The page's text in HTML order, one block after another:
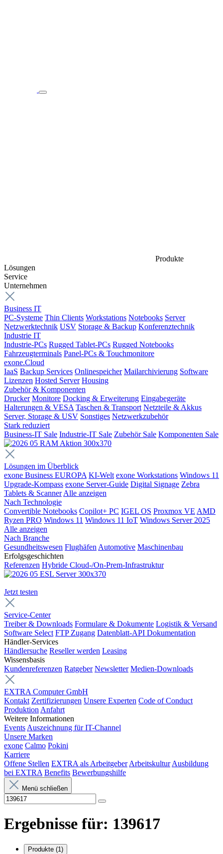
Produkte
Lösungen
Service
Unternehmen
Business IT
PC-Systeme Thin Clients Workstations Notebooks Server
Netzwerktechnik USV Storage & Backup Konferenztechnik
Industrie IT
Industrie-PCs Rugged Tablet-PCs Rugged Notebooks
Fahrzeugterminals Panel-PCs & Touchmonitore
exone.Cloud
IaaS Backup Services Onlinespeicher Mailarchivierung Software
Lizenzen Hosted Server Housing
Zubehör & Komponenten
Drucker Monitore Docking & Erweiterung Eingabegeräte
Halterungen & VESA Taschen & Transport Netzteile & Akkus
Server, Storage & USV Sonstiges Netzwerkzubehör
Stark reduziert
Business-IT Sale Industrie-IT Sale Zubehör Sale Komponenten Sale
Lösungen im Überblick
exone Business EUROPA KI-Welt exone Workstations Windows 11
Upgrade-Kompass exone Server-Guide Digital Signage Zebra
Tablets & Scanner Alle anzeigen
Nach Technologie
Convertible Notebooks Copilot+ PC IGEL OS Proxmox VE AMD
Ryzen PRO Windows 11 Windows 11 IoT Windows Server 2025
Alle anzeigen
Nach Branche
Gesundheitswesen Flughäfen Automotive Maschinenbau
Erfolgsgeschichten
Referenzen Hybride Cloud-/On-Prem-Infrastruktur
Jetzt testen
Service-Center
Treiber & Downloads Formulare & Dokumente Logistik & Versand
Software Select FTP Zugang Datenblatt-API Dokumentation
Händler-Services
Händlersuche Reseller werden Leasing
Wissensbasis
Kundenreferenzen Ratgeber Newsletter Medien-Downloads
EXTRA Computer GmbH
Kontakt Zertifizierungen Unsere Experten Code of Conduct
Produktion Anfahrt
Weitere Informationen
Events Auszeichnung für IT-Channel
Unsere Marken
exone Calmo Pokini
Karriere
Offene Stellen EXTRA als Arbeitgeber Arbeitskultur Ausbildung
bei EXTRA Benefits Bewerbungshilfe
Menü schließen
Ergebnisse für: 139617
Produkte (1)